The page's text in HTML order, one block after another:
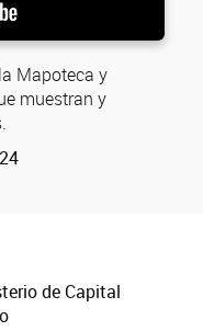
Mapoteca y
muestran y